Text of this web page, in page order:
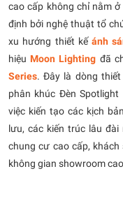
cao cấp không chỉ nằm
định bởi nghệ thuật tổ
xu hướng thiết kếánh
hiệuMoon Lighting đã
Series. Đây là dòng
phân khúc Đèn Spotlight
việc kiến tạo các kịch
lưu, các kiến trúc lâu
chung cư cao cấp,
không gian showroom